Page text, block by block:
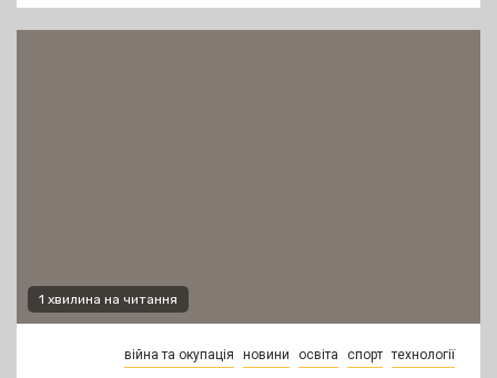
1 хвилина на читання
війна та окупація новини освіта спорт технології